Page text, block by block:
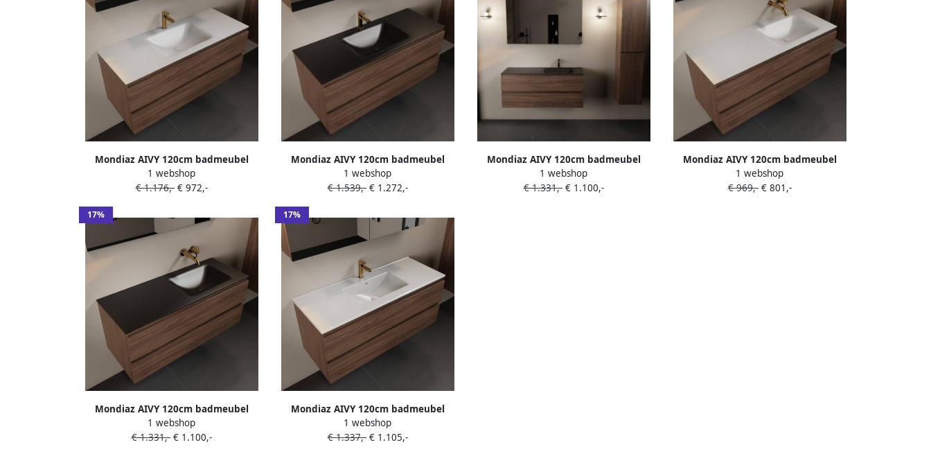
Mondiaz AIVY 120cm badmeubel
Mocha wastafel Talc solid surface
midden 1 kraangat met spiegelkast
C120MOMI)
1 webshop
€ 1.176,-€ 972,-
Mondiaz AIVY 120cm badmeubel
Mocha wastafel Urban solid surface
midden 1 kraangat met spiegelkast
C120MOMI)
1 webshop
€ 1.539,-€ 1.272,-
Mondiaz AIVY 120cm badmeubel
Mocha wastafel Urban solid surface
rechts 1 kraangat met spiegel (AI-
1 webshop
€ 1.331,-€ 1.100,-
Mondiaz AIVY 120cm badmeubel
Mocha wastafel Talc solid surface
rechts zonder kraangat met spiegel
1 webshop
€ 969,-€ 801,-
17%
Mondiaz AIVY 120cm badmeubel
Mocha wastafel Urban solid surface
rechts zonder kraangat met spiegel
1 webshop
€ 1.331,-€ 1.100,-
17%
Mondiaz AIVY 120cm badmeubel
Mocha wastafel glanzend wit keramiek
midden 1 kraangat met spiegelkast
1 webshop
€ 1.337,-€ 1.105,-